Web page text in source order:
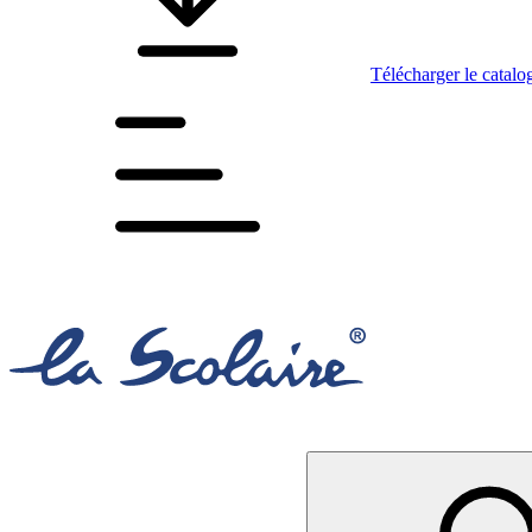
Télécharger le